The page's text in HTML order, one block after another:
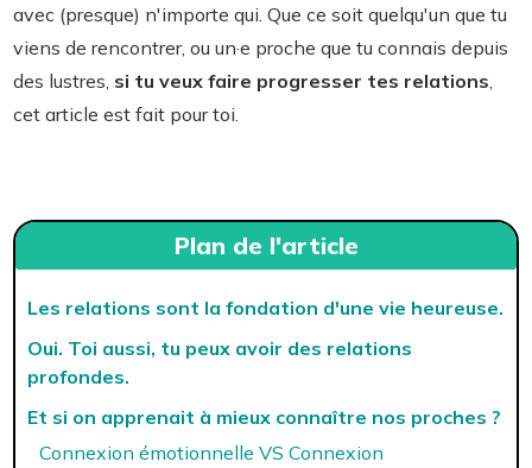
avec (presque) n'importe qui. Que ce soit quelqu'un que tu
viens de rencontrer, ou un·e proche que tu connais depuis
des lustres, si tu veux faire progresser tes relations,
cet article est fait pour toi.
Plan de l'article
Les relations sont la fondation d'une vie heureuse.
Oui. Toi aussi, tu peux avoir des relations
profondes.
Et si on apprenait à mieux connaître nos proches ?
Connexion émotionnelle VS Connexion